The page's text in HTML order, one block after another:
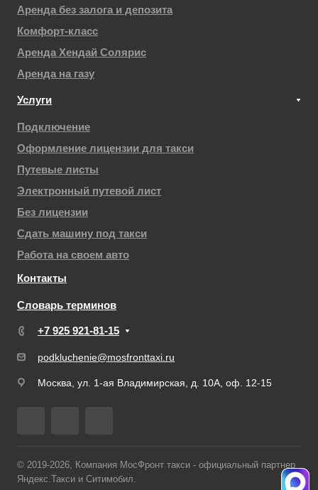
Аренда без залога и депозита
Комфорт-класс
Аренда Хендай Солярис
Аренда на газу
Услуги
Подключение
Оформление лицензии для такси
Путевые листы
Электронный путевой лист
Без лицензии
Сдать машину под такси
Работа на своем авто
Контакты
Словарь терминов
+7 925 921-81-15
podkluchenie@mosfronttaxi.ru
Москва, ул. 1-ая Владимирская, д. 10А, оф. 12-15
© 2019-2026, Компания МосФронт такси - официальный партнер
Яндекс.Такси и Ситимобил.